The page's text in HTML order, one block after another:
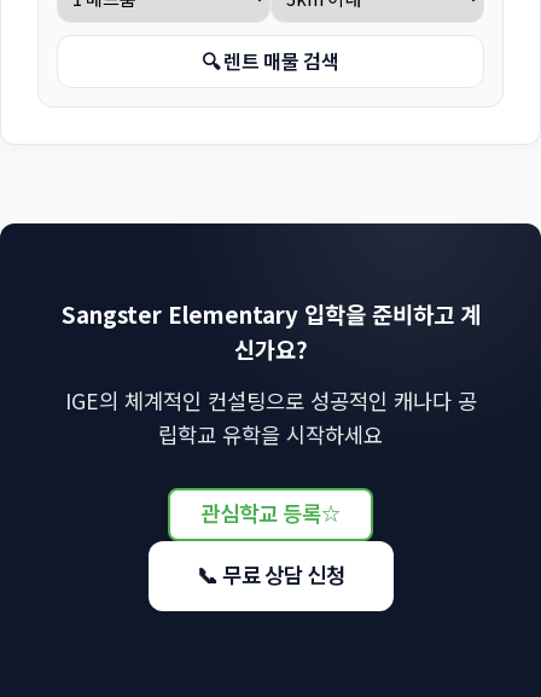
🔍 렌트 매물 검색
Sangster Elementary 입학을 준비하고 계
신가요?
IGE의 체계적인 컨설팅으로 성공적인 캐나다 공
립학교 유학을 시작하세요
관심학교 등록☆
📞 무료 상담 신청